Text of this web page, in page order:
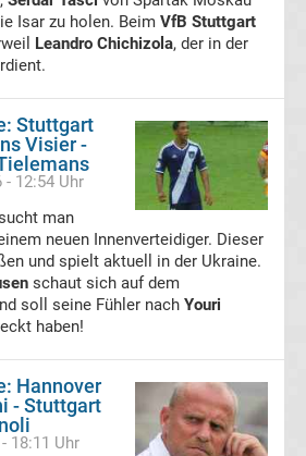
Isar zu holen. Beim VfB Stuttgart
Leandro Chichizola, der in der
Stuttgart
Visier -
- 12:54 Uhr
man
neuen Innenverteidiger. Dieser
und spielt aktuell in der Ukraine.
schaut sich auf dem
soll seine Fühler nach Youri
haben!
Hannover
- Stuttgart
18:11 Uhr